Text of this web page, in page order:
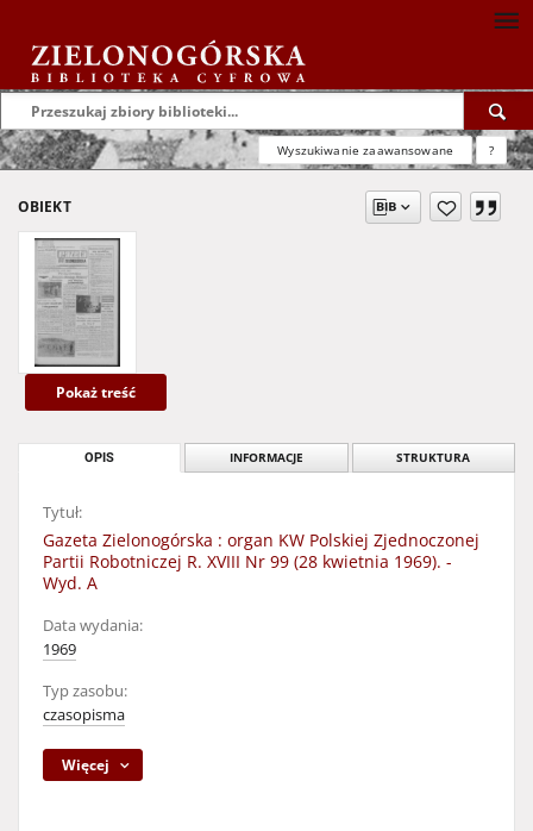
Wyszukiwanie zaawansowane ?
OBIEKT
Pokaż treść
OPIS INFORMACJE STRUKTURA
Tytuł:
Gazeta Zielonogórska : organ KW Polskiej Zjednoczonej
Partii Robotniczej R. XVIII Nr 99 (28 kwietnia 1969). -
Wyd. A
Data wydania:
1969
Typ zasobu:
czasopisma
Więcej